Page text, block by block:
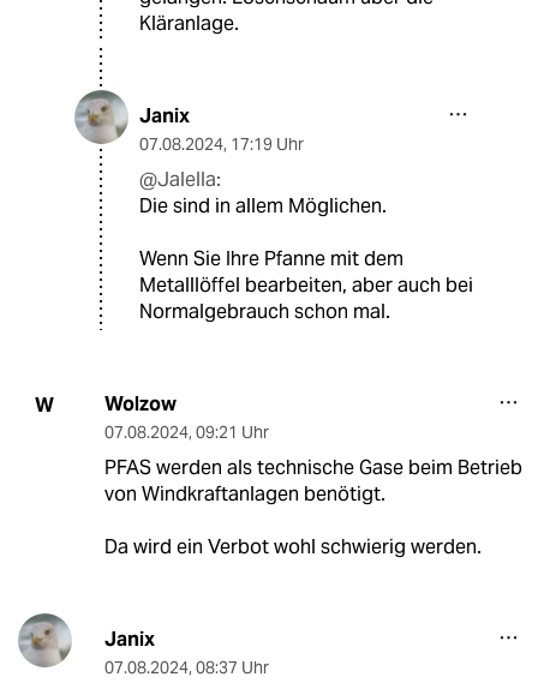
Kläranlage.
Janix
07.08.2024, 17:19 Uhr
@Jalella:
Die sind in allem Möglichen.
Wenn Sie Ihre Pfanne mit dem
Metalllöffel bearbeiten, aber auch bei
Normalgebrauch schon mal.
W Wolzow
07.08.2024, 09:21 Uhr
PFAS werden als technische Gase beim Betrieb
von Windkraftanlagen benötigt.
Da wird ein Verbot wohl schwierig werden.
Janix
07.08.2024, 08:37 Uhr